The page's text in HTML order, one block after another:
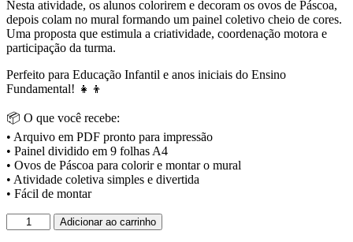
Nesta atividade, os alunos colorirem e decoram os ovos de Páscoa,
depois colam no mural formando um painel coletivo cheio de cores.
Uma proposta que estimula a criatividade, coordenação motora e
participação da turma.
Perfeito para Educação Infantil e anos iniciais do Ensino
Fundamental! 👧👦
📦 O que você recebe:
• Arquivo em PDF pronto para impressão
• Painel dividido em 9 folhas A4
• Ovos de Páscoa para colorir e montar o mural
• Atividade coletiva simples e divertida
• Fácil de montar
Painel
Interativo
Adicionar ao carrinho